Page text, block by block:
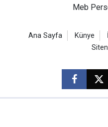
Meb
Ana Sayfa Künye